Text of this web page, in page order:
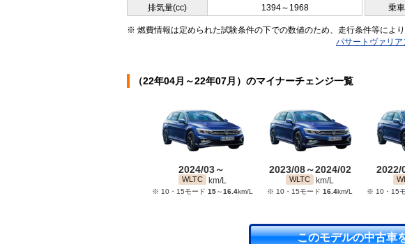
排気量(cc) 1394～1968 乗
※ 燃費情報は定められた試験条件の下での数値のため、走行条件等によ
パサートヴァリ
（22年04月～22年07月）のマイナーチェンジ一覧
2024/03～
WLTC km/L
※ 10・15モード 15～16.4km/L
2023/08～2024/02
WLTC km/L
※ 10・15モード 16.4km/L
2022/
※ 10・15
このモデルの中古車